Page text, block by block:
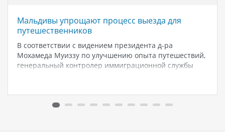
Мальдивы упрощают процесс выезда для
путешественников
В соответствии с видением президента д-ра
Мохамеда Муиззу по улучшению опыта путешествий,
генеральный контролер иммиграционной службы
путешественникам больше не нужно будет заполнять
форму «Декларация путешественника».…